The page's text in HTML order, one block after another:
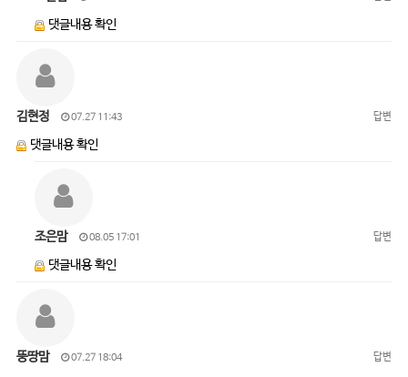
댓글내용 확인
김현정 07.27 11:43 답변
댓글내용 확인
조은맘 08.05 17:01 답변
댓글내용 확인
뚱땅맘 07.27 18:04 답변